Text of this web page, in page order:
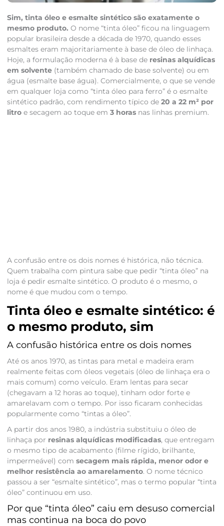
Sim, tinta óleo e esmalte sintético são exatamente o
mesmo produto. O nome “tinta óleo” ficou na linguagem
popular brasileira desde a década de 1970, quando esses
esmaltes eram majoritariamente à base de óleo de linhaça.
Hoje, a formulação moderna é à base de resinas alquídicas
em solvente(também chamado de base solvente) ou em
água (esmalte base água). Comercialmente, o que se vende
em qualquer loja como “tinta óleo para ferro” é o esmalte
sintético padrão, com rendimento típico de 20 a 22 m² por
litroe secagem ao toque em 3 horasnas linhas premium.
A confusão entre os dois nomes é histórica, não técnica.
Quem trabalha com pintura sabe que pedir “tinta óleo” na
loja é pedir esmalte sintético. O produto é o mesmo, o
nome é que mudou com o tempo.
Tinta óleo e esmalte sintético: é
o mesmo produto, sim
A confusão histórica entre os dois nomes
Até os anos 1970, as tintas para metal e madeira eram
realmente feitas com óleos vegetais (óleo de linhaça era o
mais comum) como veículo. Eram lentas para secar
(chegavam a 12 horas ao toque), tinham odor forte e
amarelavam com o tempo. Por isso ficaram conhecidas
popularmente como “tintas a óleo”.
A partir dos anos 1980, a indústria substituiu o óleo de
linhaça por resinas alquídicas modificadas, que entregam
o mesmo tipo de acabamento (filme rígido, brilhante,
impermeável) com secagem mais rápida, menor odor e
melhor resistência ao amarelamento. O nome técnico
passou a ser “esmalte sintético”, mas o termo popular “tinta
óleo” continuou em uso.
Por que “tinta óleo” caiu em desuso comercial
mas continua na boca do povo